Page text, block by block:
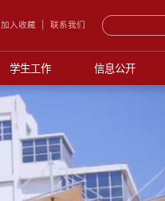
加入收藏 联系我们
学生工作 信息公开